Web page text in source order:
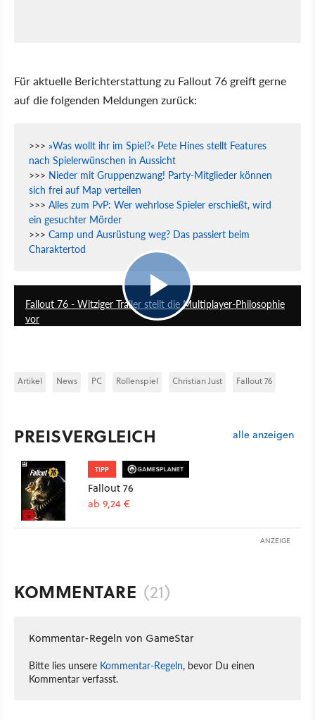
Für aktuelle Berichterstattung zu Fallout 76 greift gerne
auf die folgenden Meldungen zurück:
>>> »Was wollt ihr im Spiel?« Pete Hines stellt Features
nach Spielerwünschen in Aussicht
>>> Nieder mit Gruppenzwang! Party-Mitglieder können
sich frei auf Map verteilen
>>> Alles zum PvP: Wer wehrlose Spieler erschießt, wird
ein gesuchter Mörder
>>> Camp und Ausrüstung weg? Das passiert beim
Charaktertod
Fallout 76 - Witziger Trailer stellt die Multiplayer-Philosophie
vor
Artikel News PC Rollenspiel Christian Just Fallout 76
PREISVERGLEICH alle anzeigen
TIPP
Fallout 76
ab 9,24 €
ANZEIGE
KOMMENTARE (21)
Kommentar-Regeln von GameStar
Bitte lies unsere Kommentar-Regeln, bevor Du einen
Kommentar verfasst.